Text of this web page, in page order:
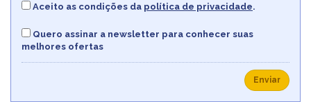
Aceito as condições da política de privacidade.
Quero assinar a newsletter para conhecer suas
melhores ofertas
Enviar